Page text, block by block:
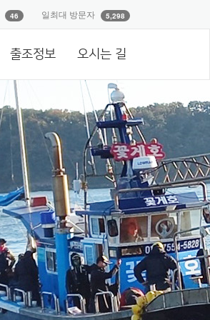
46 일최대 방문자 5,298
출조정보 오시는 길